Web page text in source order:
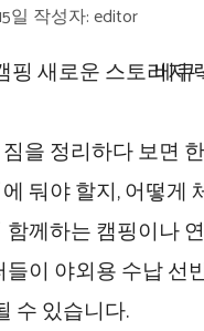
일 작성자:editor
을 정리하다 보면
둬야 할지, 어떻게
께하는 캠핑이나
이 야외용 수납 선
수 있습니다.